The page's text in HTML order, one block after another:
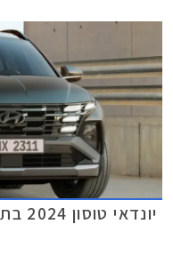
ליטרים במחיר של החל מ- 163,900 ₪.
יונדאי טוסון 2024 בתמונות ראשונות